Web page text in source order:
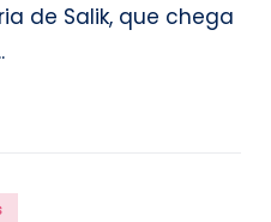
de Salik, que chega